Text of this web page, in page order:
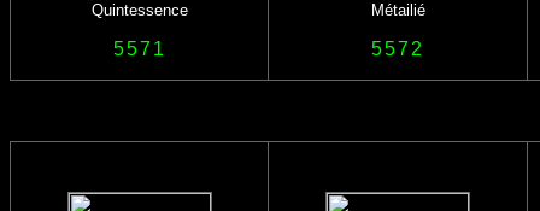
Quintessence Métailié
5571 5572